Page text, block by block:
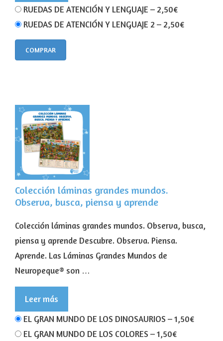
RUEDAS DE ATENCIÓN Y LENGUAJE – 2,50€
RUEDAS DE ATENCIÓN Y LENGUAJE 2 – 2,50€
COMPRAR
Colección láminas grandes mundos.
Observa, busca, piensa y aprende
Colección láminas grandes mundos. Observa, busca,
piensa y aprende Descubre. Observa. Piensa.
Aprende. Las Láminas Grandes Mundos de
Neuropeque® son …
Leer más
EL GRAN MUNDO DE LOS DINOSAURIOS –1,50€
EL GRAN MUNDO DE LOS COLORES –1,50€